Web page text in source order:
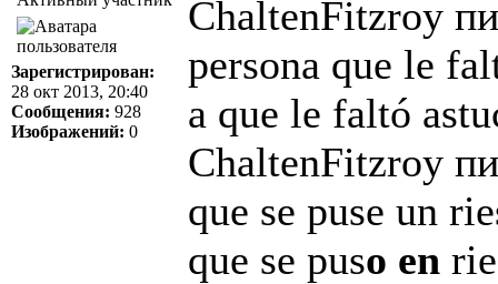
Зарегистрирован:
28 окт 2013, 20:40
Сообщения: 928
Изображений: 0
ChaltenFitzroy
persona que le
a que le faltó
ChaltenFitzroy
que se puse un
que se puso en